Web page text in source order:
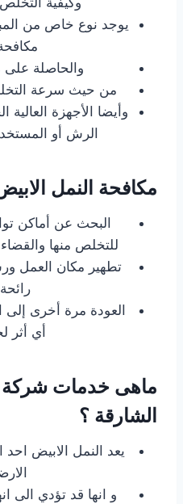
يوجد نوع خاص من
والحاصلة
من حيث سرعة
وأيضا الأجهزة
الرش أو
مكافحة النمل
البحث عن أماكن
للتخلص منها
تطهير مكان العمل
العودة مرة أخرى
أي أثر
ماهى خدمات شركة
الشارقة ؟
يعد النمل الابيض
و انها قد تؤدي الى